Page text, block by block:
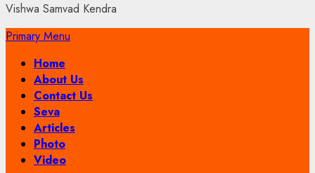
Vishwa Samvad Kendra
Primary Menu
Home
About Us
Contact Us
Seva
Articles
Photo
Video